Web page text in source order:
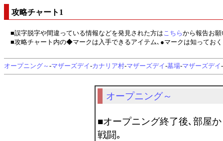
攻略チャート1
■誤字脱字や間違っている情報などを発見された方はこちらから報告お
■攻略チャート内の◆マークは入手できるアイテム､●マークは知ってお
オープニング～ -マザーズデイ-カナリア村-マザーズデイ-墓場-マザーズデイ-
オープニング～
■オープニング終了後､部屋
戦闘｡